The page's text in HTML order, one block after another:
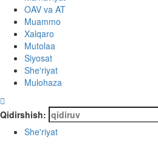
OAV va AT
Muammo
Xalqaro
Mutolaa
Siyosat
She'riyat
Mulohaza
Qidirshish:
She'riyat